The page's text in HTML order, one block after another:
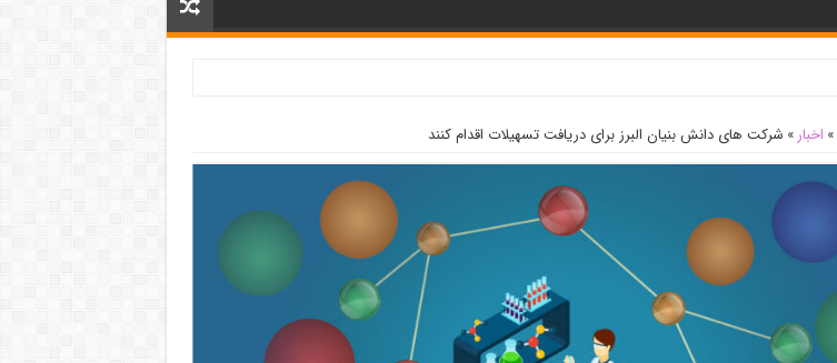
» اخبار » شرکت های دانش بنیان البرز برای دریافت تسهیلات اقدام کنند